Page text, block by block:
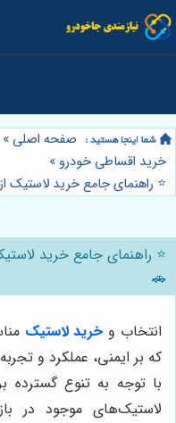
صفحه اصلی »
خرید اقساطی خودرو »
⭐️ راهنمای جامع خرید لاستیک
⭐️ راهنمای جامع خرید
🚗
انتخاب و خرید لاستیک
که بر ایمنی، عملکرد و
با توجه به تنوع گسترده
لاستیک‌های موجود در